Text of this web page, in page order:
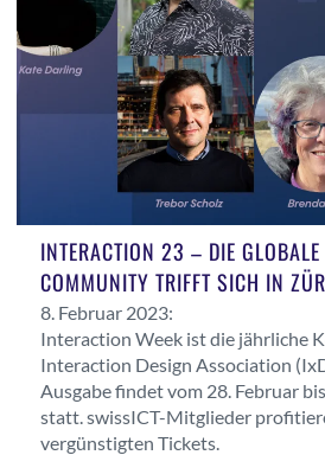
INTERACTION 23 – DIE GLOBALE
COMMUNITY TRIFFT SICH IN
8. Februar 2023:
Interaction Week ist die jährliche
Interaction Design Association
Ausgabe findet vom 28. Februar
statt. swissICT-Mitglieder
vergünstigten Tickets.